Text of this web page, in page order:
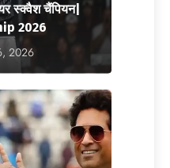
स्क्वैश चैंपियन|
2026
2026